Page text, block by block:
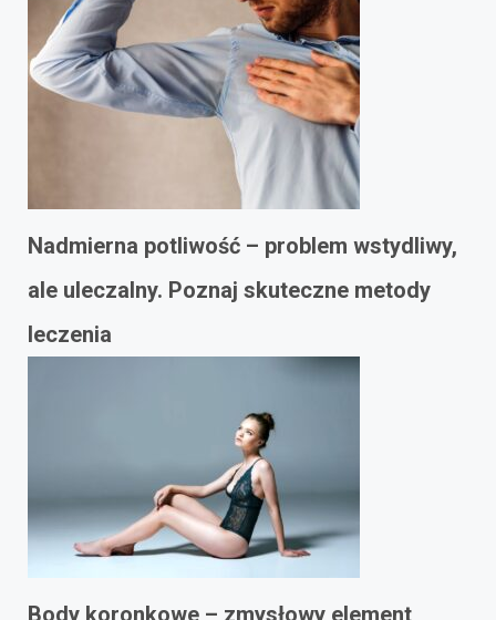
Nadmierna potliwość – problem wstydliwy,
ale uleczalny. Poznaj skuteczne metody
leczenia
Body koronkowe – zmysłowy element